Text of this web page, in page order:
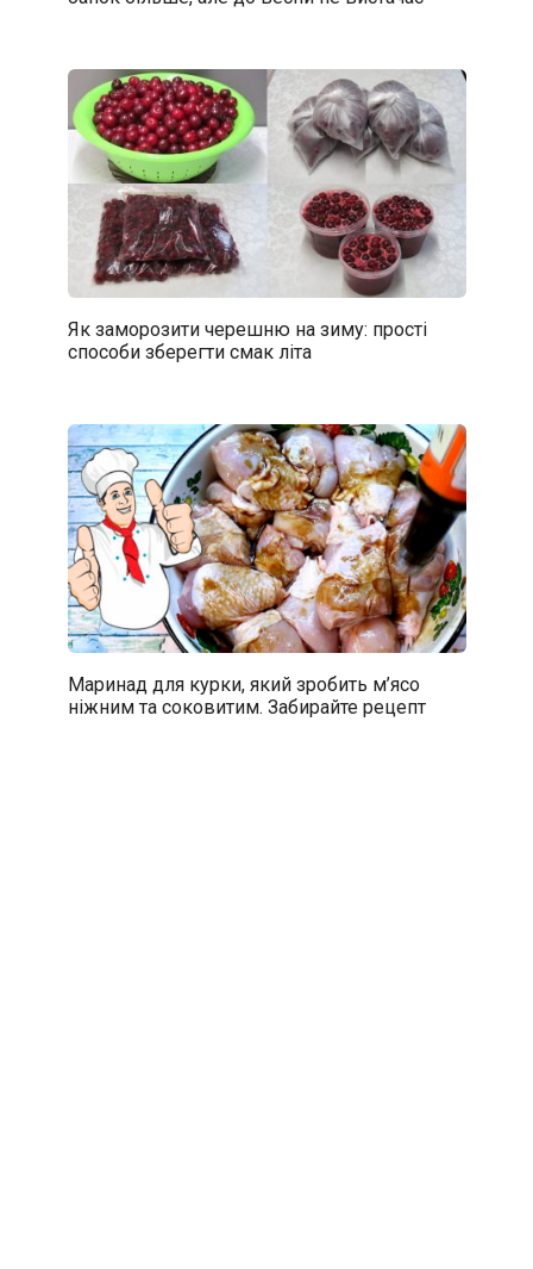
Як заморозити черешню на зиму: прості
способи зберегти смак літа
Маринад для курки, який зробить м’ясо
ніжним та соковитим. Забирайте рецепт